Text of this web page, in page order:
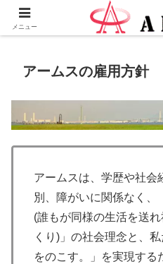
株式会社ＡＲＭ’Ｓ - 横
アームスの雇用方針
アームスは、学歴や社会
別、障がいに関係なく、
(誰もが同様の生活を送
くり)」の社会理念と、
をのこす。」を実現する
メニュー